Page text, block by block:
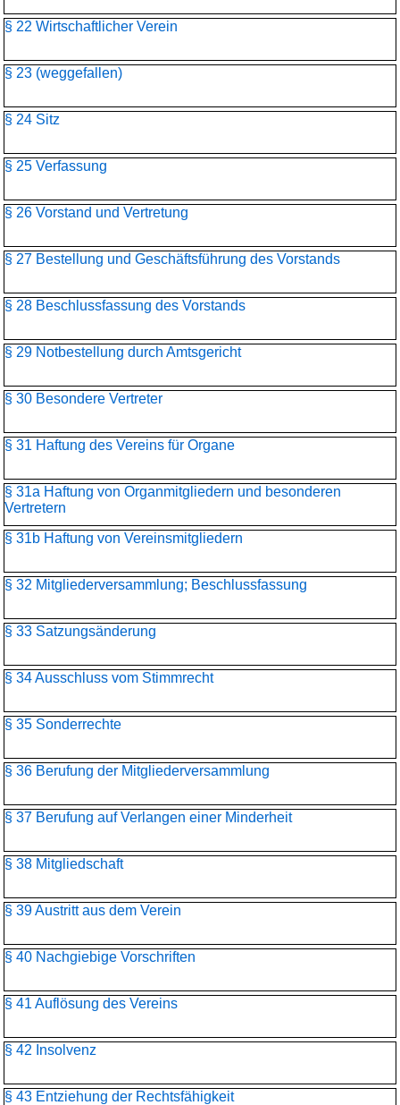
§ 22 Wirtschaftlicher Verein
§ 23 (weggefallen)
§ 24 Sitz
§ 25 Verfassung
§ 26 Vorstand und Vertretung
§ 27 Bestellung und Geschäftsführung des Vorstands
§ 28 Beschlussfassung des Vorstands
§ 29 Notbestellung durch Amtsgericht
§ 30 Besondere Vertreter
§ 31 Haftung des Vereins für Organe
§ 31a Haftung von Organmitgliedern und besonderen
Vertretern
§ 31b Haftung von Vereinsmitgliedern
§ 32 Mitgliederversammlung; Beschlussfassung
§ 33 Satzungsänderung
§ 34 Ausschluss vom Stimmrecht
§ 35 Sonderrechte
§ 36 Berufung der Mitgliederversammlung
§ 37 Berufung auf Verlangen einer Minderheit
§ 38 Mitgliedschaft
§ 39 Austritt aus dem Verein
§ 40 Nachgiebige Vorschriften
§ 41 Auflösung des Vereins
§ 42 Insolvenz
§ 43 Entziehung der Rechtsfähigkeit